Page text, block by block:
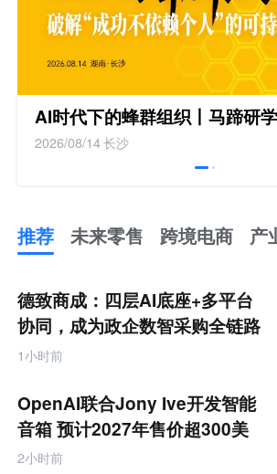
AI时代下的蜂群组织丨马蹄研学
2026/08/14长沙
推荐 未来零售 跨境电商 产
未
来
零
售
跨
境
产
业
互
联
网
德致商成：四层AI底座+多平台
协同，成为政企数智采购全链路
服务商
1小时前
OpenAI联合Jony Ive开发智能
音箱 预计2027年售价超300美
元
2小时前